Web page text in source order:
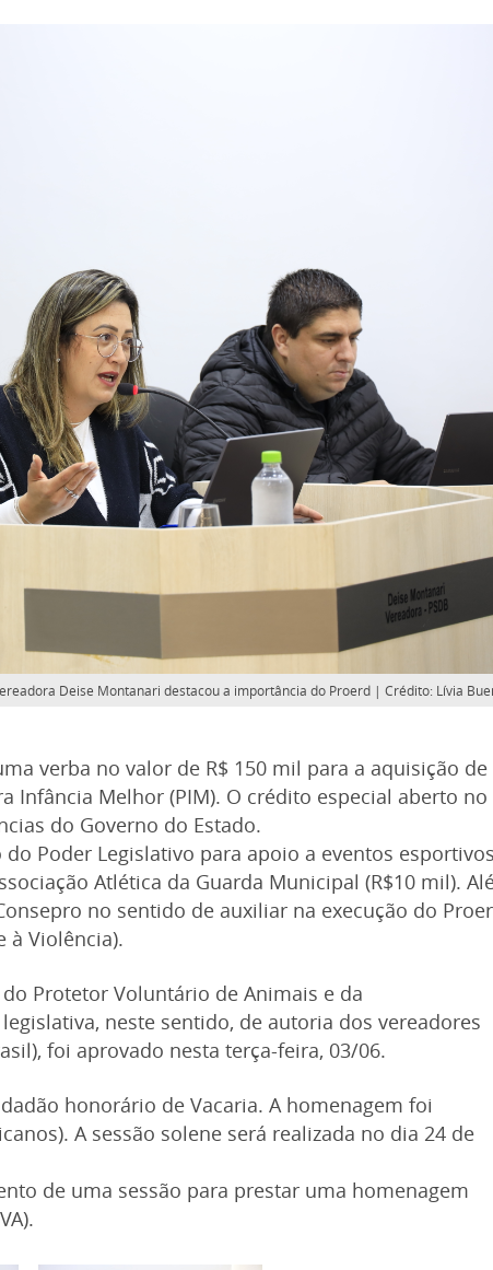
Deise Montanari destacou a importância do Proerd | Crédito: Lívia
verba no valor de R$ 150 mil para a aquisição de
Melhor (PIM). O crédito especial aberto no
do Governo do Estado.
Poder Legislativo para apoio a eventos esportivos
Atlética da Guarda Municipal (R$10 mil).
no sentido de auxiliar na execução do
à Violência).
Protetor Voluntário de Animais e da
neste sentido, de autoria dos vereadores
foi aprovado nesta terça-feira, 03/06.
honorário de Vacaria. A homenagem foi
A sessão solene será realizada no dia 24 de
de uma sessão para prestar uma homenagem